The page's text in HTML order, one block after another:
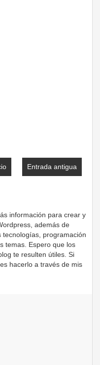
Entrada antigua
información para crear y
además de
programación
temas. Espero que los
te resulten útiles. Si
hacerlo a través de mis